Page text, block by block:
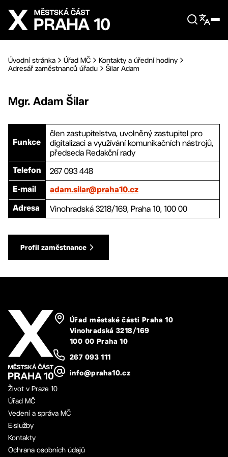
Přejít na hlavní obsah
Úvodní stránka Úřad MČ
Kontakty a úřední hodiny
Adresář zaměstnanců úřadu
Šilar Adam
Mgr. Adam Šilar
Funkce
člen zastupitelstva, uvolněný zastupitel pro
digitalizaci a využívání komunikačních nástrojů,
předseda Redakční rady
Telefon 267 093 448
E-mail adam.silar@praha10.cz
Adresa Vinohradská 3218/169, Praha 10, 100 00
Profil zaměstnance
Úřad městské části Praha 10
Vinohradská 3218/169
100 00 Praha 10
267 093 111
info@praha10.cz
Život v Praze 10
Úřad MČ
Vedení a správa MČ
E-služby
Kontakty
Ochrana osobních údajů